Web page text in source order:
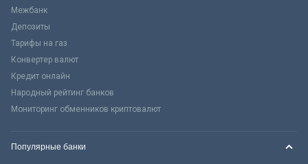
Межбанк
Депозиты
Тарифы на газ
Конвертер валют
Кредит онлайн
Народный рейтинг банков
Мониторинг обменников криптовалют
Популярные банки